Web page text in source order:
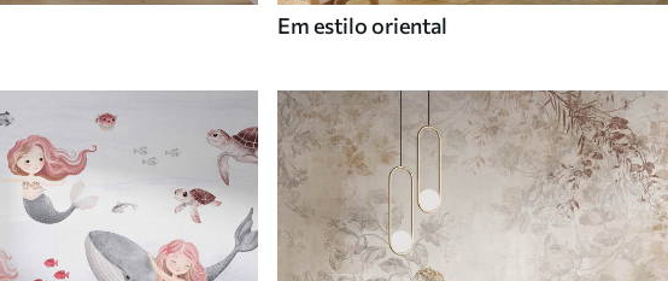
Em estilo oriental